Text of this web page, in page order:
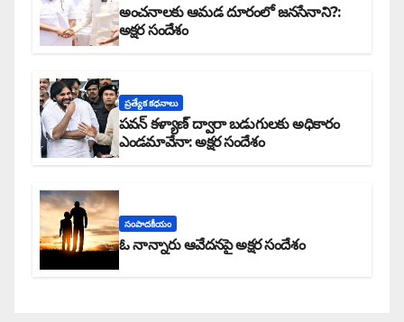
అంచనాలకు ఆమడ దూరంలో జనసేనాని?:
అక్షర సందేశం
ప్రత్యేక కధనాలు
పవన్ కళ్యాణ్ ద్వారా బడుగులకు అధికారం
ఎండమావేనా: అక్షర సందేశం
సంపాదకీయం
ఓ నాన్నారు ఆవేదనపై అక్షర సందేశం